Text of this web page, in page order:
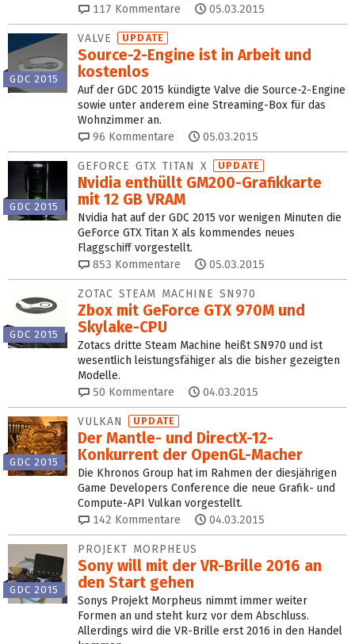
117 Kommentare 05.03.2015
GDC 2015
VALVE UPDATE
Source-2-Engine ist in Arbeit und
kostenlos
Auf der GDC 2015 kündigte Valve die Source-2-Engine
sowie unter anderem eine Streaming-Box für das
Wohnzimmer an.
96 Kommentare 05.03.2015
GDC 2015
GEFORCE GTX TITAN X UPDATE
Nvidia enthüllt GM200-Grafikkarte
mit 12 GB VRAM
Nvidia hat auf der GDC 2015 vor wenigen Minuten die
GeForce GTX Titan X als kommendes neues
Flaggschiff vorgestellt.
853 Kommentare 05.03.2015
GDC 2015
ZOTAC STEAM MACHINE SN970
Zbox mit GeForce GTX 970M und
Skylake-CPU
Zotacs dritte Steam Machine heißt SN970 und ist
wesentlich leistungsfähiger als die bisher gezeigten
Modelle.
50 Kommentare 04.03.2015
GDC 2015
VULKAN UPDATE
Der Mantle- und DirectX‑12-
Konkurrent der OpenGL-Macher
Die Khronos Group hat im Rahmen der diesjährigen
Game Developers Conference die neue Grafik- und
Compute-API Vulkan vorgestellt.
142 Kommentare 04.03.2015
GDC 2015
PROJEKT MORPHEUS
Sony will mit der VR-Brille 2016 an
den Start gehen
Sonys Projekt Morpheus nimmt immer weiter
Formen an und steht kurz vor dem Abschluss.
Allerdings wird die VR-Brille erst 2016 in den Handel